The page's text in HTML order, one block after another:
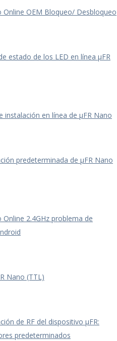
Online OEM Bloqueo/ Desbloqueo
estado de los LED en línea μFR
instalación en línea de μFR Nano
predeterminada de μFR Nano
Online 2.4GHz problema de
Nano (TTL)
de RF del dispositivo μFR:
predeterminados